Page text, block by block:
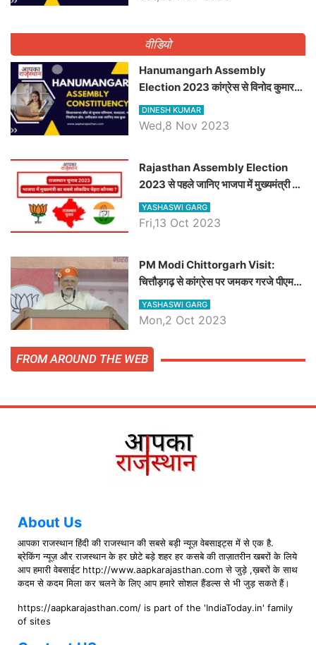
वीडियो
Hanumangarh Assembly
Election 2023 कांग्रेस से विनोद कुमार
चौधरी तो अमित चौधरी होंगे भाजपा उम्मीदवार,
जानिये हनुमानगढ़ विधानसभा सीट के ताजा
DINESH KUMAR
Wed,8 Nov 2023
Rajasthan Assembly Election
2023 से पहले जानिए भाजपा में मुख्यमंत्री का
सबसे लोकप्रिय चेहरा कौनसा ?
YASHASWI GARG
Fri,13 Oct 2023
PM Modi Chittorgarh Visit:
चित्तौड़गढ़ से कांग्रेस पर जमकर गरजे पीएम
मोदी, जाने प्रधानमंत्री के भाषण की बड़ी
बातें, देखें वीडियो
YASHASWI GARG
Mon,2 Oct 2023
FROM AROUND THE WEB
About Us
आपका राजस्थान हिंदी की राजस्थान की सबसे बड़ी न्यूज़ वेबसाइट्स में से एक है.
ब्रेकिंग न्यूज़ और राजस्थान के हर छोटे बड़े शहर हर कसबे की ताज़ातरीन खबरों के लिये
आप हमारी वेबसाईट http://www.aapkarajasthan.com से जुड़े ,ख़बरों के साथ
कदम से कदम मिला कर चलने के लिए आप हमारे सोशल हैंडल्स से भी जुड़ सकते हैं।
https://aapkarajasthan.com/ is part of the 'IndiaToday.in' family
of sites